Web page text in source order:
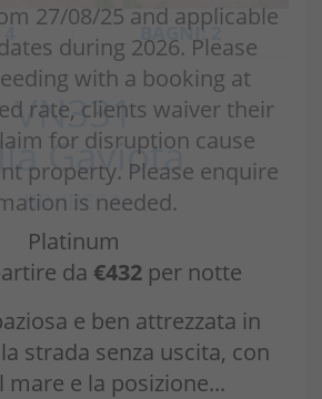
27/08/25 and applicable
during 2026. Please
with a booking at
rate, clients waiver their
for disruption cause
property. Please enquire
is needed.
BAGNI: 2
VN331
Gaviota
BINIBECA
Platinum
da €432 per notte
e ben attrezzata in
strada senza uscita, con
mare e la posizione...